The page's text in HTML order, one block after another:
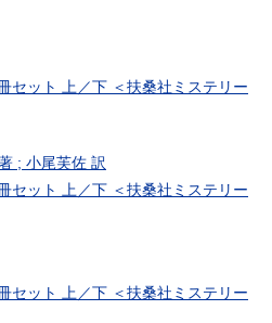
ット 上／下 ＜扶桑社ミステリー
; 小尾芙佐 訳
ット 上／下 ＜扶桑社ミステリー
ット 上／下 ＜扶桑社ミステリー